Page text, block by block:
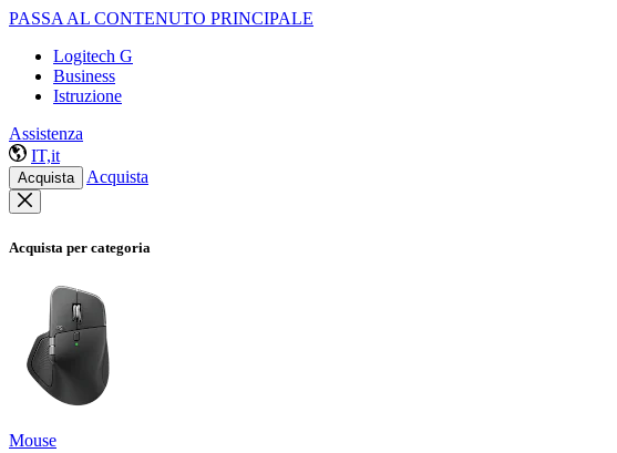
PASSA AL CONTENUTO PRINCIPALE
Logitech G
Business
Istruzione
Assistenza
IT,it
Acquista Acquista
Acquista per categoria
Mouse